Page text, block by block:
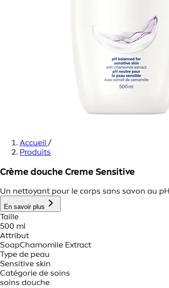
Accueil /
Produits
Crème douche Creme Sensitive
Un nettoyant pour le corps sans savon au
En savoir plus
Taille
500 ml
Attribut
SoapChamomile Extract
Type de peau
Sensitive skin
Catégorie de soins
soins douche